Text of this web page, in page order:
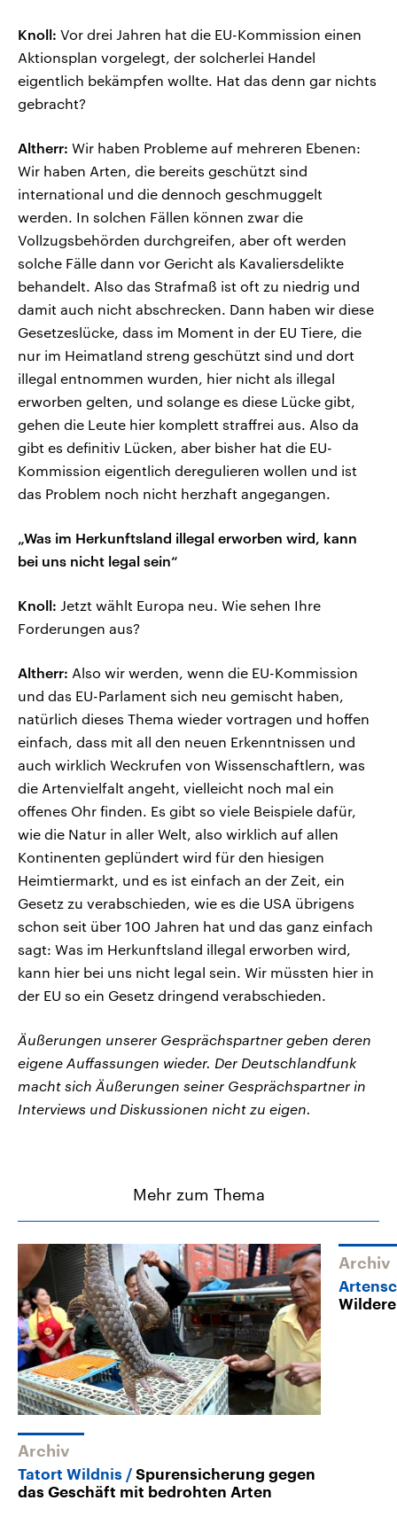
Knoll: Vor drei Jahren hat die EU-Kommission einen
Aktionsplan vorgelegt, der solcherlei Handel
eigentlich bekämpfen wollte. Hat das denn gar nichts
gebracht?
Altherr: Wir haben Probleme auf mehreren Ebenen:
Wir haben Arten, die bereits geschützt sind
international und die dennoch geschmuggelt
werden. In solchen Fällen können zwar die
Vollzugsbehörden durchgreifen, aber oft werden
solche Fälle dann vor Gericht als Kavaliersdelikte
behandelt. Also das Strafmaß ist oft zu niedrig und
damit auch nicht abschrecken. Dann haben wir diese
Gesetzeslücke, dass im Moment in der EU Tiere, die
nur im Heimatland streng geschützt sind und dort
illegal entnommen wurden, hier nicht als illegal
erworben gelten, und solange es diese Lücke gibt,
gehen die Leute hier komplett straffrei aus. Also da
gibt es definitiv Lücken, aber bisher hat die EU-
Kommission eigentlich deregulieren wollen und ist
das Problem noch nicht herzhaft angegangen.
„Was im Herkunftsland illegal erworben wird, kann
bei uns nicht legal sein“
Knoll: Jetzt wählt Europa neu. Wie sehen Ihre
Forderungen aus?
Altherr: Also wir werden, wenn die EU-Kommission
und das EU-Parlament sich neu gemischt haben,
natürlich dieses Thema wieder vortragen und hoffen
einfach, dass mit all den neuen Erkenntnissen und
auch wirklich Weckrufen von Wissenschaftlern, was
die Artenvielfalt angeht, vielleicht noch mal ein
offenes Ohr finden. Es gibt so viele Beispiele dafür,
wie die Natur in aller Welt, also wirklich auf allen
Kontinenten geplündert wird für den hiesigen
Heimtiermarkt, und es ist einfach an der Zeit, ein
Gesetz zu verabschieden, wie es die USA übrigens
schon seit über 100 Jahren hat und das ganz einfach
sagt: Was im Herkunftsland illegal erworben wird,
kann hier bei uns nicht legal sein. Wir müssten hier in
der EU so ein Gesetz dringend verabschieden.
Äußerungen unserer Gesprächspartner geben deren
eigene Auffassungen wieder. Der Deutschlandfunk
macht sich Äußerungen seiner Gesprächspartner in
Interviews und Diskussionen nicht zu eigen.
Mehr zum Thema
Archiv
Tatort Wildnis
Spurensicherung gegen
das Geschäft mit bedrohten Arten
Archiv